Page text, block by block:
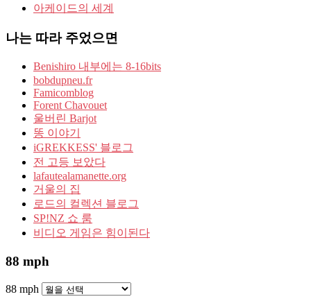
아케이드의 세계
나는 따라 주었으면
Benishiro 내부에는 8-16bits
bobdupneu.fr
Famicomblog
Forent Chavouet
울버린 Barjot
똥 이야기
iGREKKESS' 블로그
전 고등 보았다
lafautealamanette.org
거울의 집
로드의 컬렉션 블로그
SP!NZ 쇼 룸
비디오 게임은 힘이된다
88 mph
88 mph